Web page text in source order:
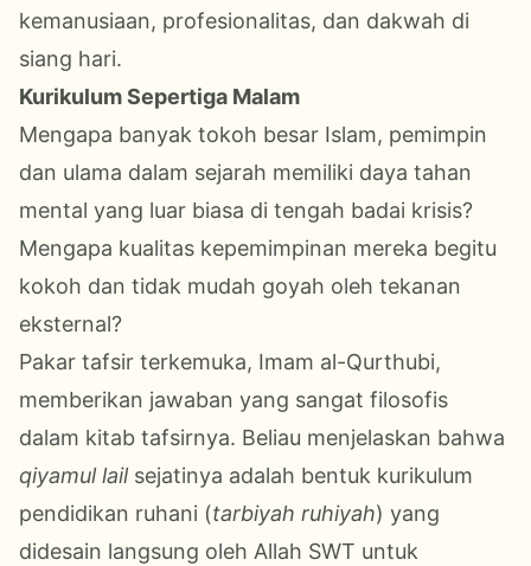
kemanusiaan, profesionalitas, dan dakwah di
siang hari.
Kurikulum Sepertiga Malam
Mengapa banyak tokoh besar Islam, pemimpin
dan ulama dalam sejarah memiliki daya tahan
mental yang luar biasa di tengah badai krisis?
Mengapa kualitas kepemimpinan mereka begitu
kokoh dan tidak mudah goyah oleh tekanan
eksternal?
Pakar tafsir terkemuka, Imam al-Qurthubi,
memberikan jawaban yang sangat filosofis
dalam kitab tafsirnya. Beliau menjelaskan bahwa
qiyamul lailsejatinya adalah bentuk kurikulum
pendidikan ruhani (tarbiyah ruhiyah) yang
didesain langsung oleh Allah SWT untuk